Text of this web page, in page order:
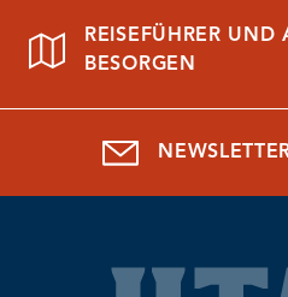
REISEFÜHRER
BESORGEN